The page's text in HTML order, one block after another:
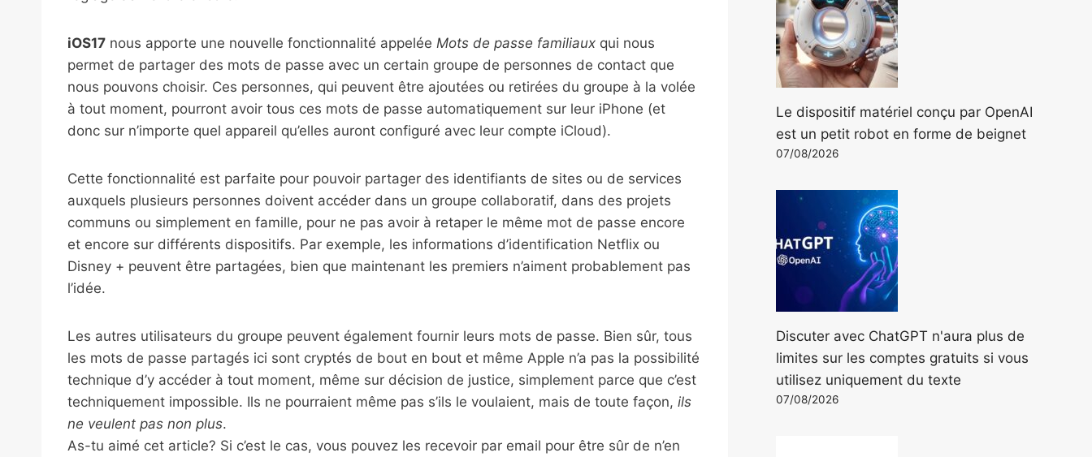
iOS17 nous apporte une nouvelle fonctionnalité appelée Mots de passe familiaux qui nous
permet de partager des mots de passe avec un certain groupe de personnes de contact que
nous pouvons choisir. Ces personnes, qui peuvent être ajoutées ou retirées du groupe à la volée
à tout moment, pourront avoir tous ces mots de passe automatiquement sur leur iPhone (et
donc sur n’importe quel appareil qu’elles auront configuré avec leur compte iCloud).
Cette fonctionnalité est parfaite pour pouvoir partager des identifiants de sites ou de services
auxquels plusieurs personnes doivent accéder dans un groupe collaboratif, dans des projets
communs ou simplement en famille, pour ne pas avoir à retaper le même mot de passe encore
et encore sur différents dispositifs. Par exemple, les informations d’identification Netflix ou
Disney + peuvent être partagées, bien que maintenant les premiers n’aiment probablement pas
l’idée.
Les autres utilisateurs du groupe peuvent également fournir leurs mots de passe. Bien sûr, tous
les mots de passe partagés ici sont cryptés de bout en bout et même Apple n’a pas la possibilité
technique d’y accéder à tout moment, même sur décision de justice, simplement parce que c’est
techniquement impossible. Ils ne pourraient même pas s’ils le voulaient, mais de toute façon, ils
ne veulent pas non plus.
As-tu aimé cet article? Si c’est le cas, vous pouvez les recevoir par email pour être sûr de n’en
Le dispositif matériel conçu par OpenAI
est un petit robot en forme de beignet
07/08/2026
Discuter avec ChatGPT n'aura plus de
limites sur les comptes gratuits si vous
utilisez uniquement du texte
07/08/2026